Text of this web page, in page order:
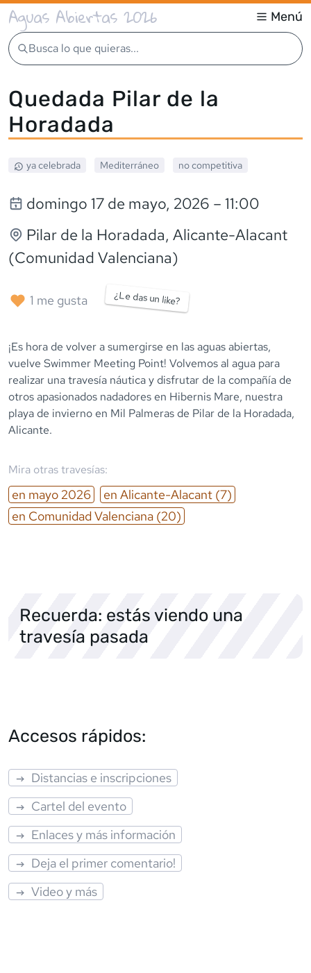
Aguas Abiertas 2026 Menú
Busca lo que quieras...
Quedada Pilar de la
Horadada
ya celebrada Mediterráneo no competitiva
domingo 17 de mayo, 2026 – 11:00
Pilar de la Horadada, Alicante-Alacant
(Comunidad Valenciana)
1 me gusta ¿Le das un like?
¡Es hora de volver a sumergirse en las aguas abiertas,
vuelve Swimmer Meeting Point! Volvemos al agua para
realizar una travesía náutica y disfrutar de la compañía de
otros apasionados nadadores en Hibernis Mare, nuestra
playa de invierno en Mil Palmeras de Pilar de la Horadada,
Alicante.
Mira otras travesías:
en mayo 2026 en Alicante-Alacant (7)
en Comunidad Valenciana (20)
Recuerda: estás viendo una
travesía pasada
Accesos rápidos:
Distancias e inscripciones
Cartel del evento
Enlaces y más información
Deja el primer comentario!
Video y más